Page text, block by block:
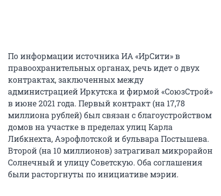
По информации источника ИА «ИрСити» в
правоохранительных органах, речь идет о двух
контрактах, заключенных между
администрацией Иркутска и фирмой «СоюзСтрой»
в июне 2021 года. Первый контракт (на 17,78
миллиона рублей) был связан с благоустройством
домов на участке в пределах улиц Карла
Либкнехта, Аэрофлотской и бульвара Постышева.
Второй (на 10 миллионов) затрагивал микрорайон
Солнечный и улицу Советскую. Оба соглашения
были расторгнуты по инициативе мэрии.